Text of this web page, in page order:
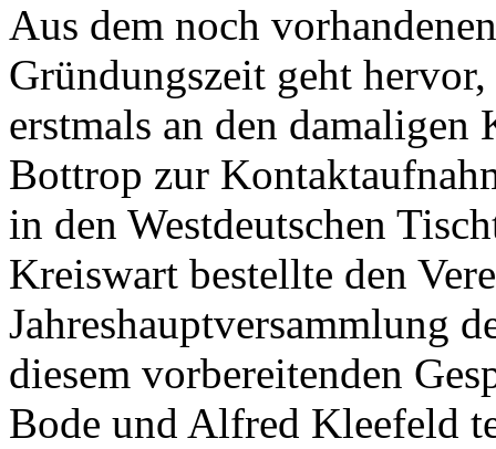
Aus dem noch
Gründungszeit geht
erstmals an den damaligen
Bottrop zur
in den Westdeutschen
Kreiswart bestellte den
Jahreshauptversammlung
diesem vorbereitenden
Bode und Alfred Kleefeld